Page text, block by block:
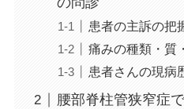
患者の主訴の把
痛みの種類・質
患者さんの現病
腰部脊柱管狭窄症